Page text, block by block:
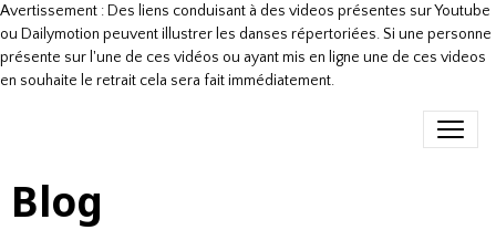
Avertissement : Des liens conduisant à des videos présentes sur Youtube
ou Dailymotion peuvent illustrer les danses répertoriées. Si une personne
présente sur l'une de ces vidéos ou ayant mis en ligne une de ces videos
en souhaite le retrait cela sera fait immédiatement.
Blog